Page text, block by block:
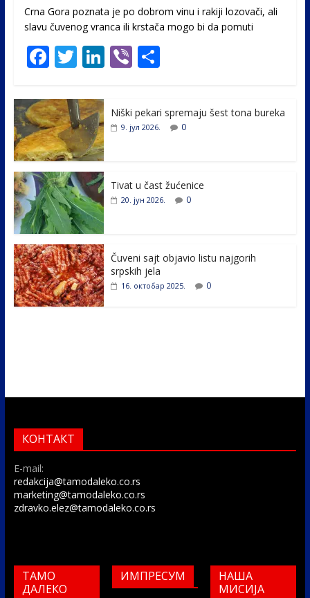
Crna Gora poznata je po dobrom vinu i rakiji lozovači, ali
slavu čuvenog vranca ili krstača mogo bi da pomuti
F
e
b
o
o
k
T
itt
er
Li
e
Vi
er
S
e
Niški pekari spremaju šest tona bureka
9. јул 2026. 0
Tivat u čast žućenice
20. јун 2026. 0
Čuveni sajt objavio listu najgorih
srpskih jela
16. октобар 2025. 0
КОНТАКТ
E-mail:
redakcija@tamodaleko.co.rs
marketing@tamodaleko.co.rs
zdravko.elez@tamodaleko.co.rs
ТАМО
ДАЛЕКО
ИМПРЕСУМ
НАША
МИСИЈА